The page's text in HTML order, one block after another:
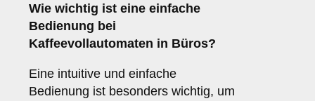
Wie wichtig ist eine einfache
Bedienung bei
Kaffeevollautomaten in Büros?
Eine intuitive und einfache
Bedienung ist besonders wichtig, um